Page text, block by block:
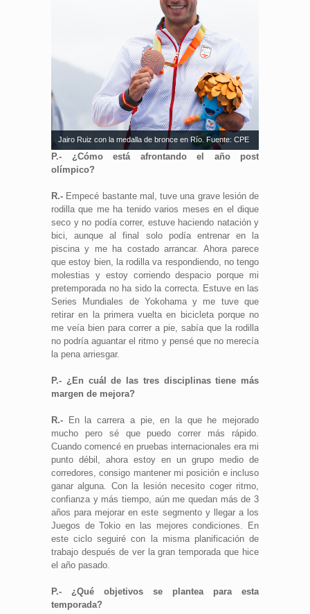
Jairo Ruiz con la medalla de bronce en Río. Fuente: CPE
P.- ¿Cómo está afrontando el año post
olímpico?
R.- Empecé bastante mal, tuve una grave lesión de
rodilla que me ha tenido varios meses en el dique
seco y no podía correr, estuve haciendo natación y
bici, aunque al final solo podía entrenar en la
piscina y me ha costado arrancar. Ahora parece
que estoy bien, la rodilla va respondiendo, no tengo
molestias y estoy corriendo despacio porque mi
pretemporada no ha sido la correcta. Estuve en las
Series Mundiales de Yokohama y me tuve que
retirar en la primera vuelta en bicicleta porque no
me veía bien para correr a pie, sabía que la rodilla
no podría aguantar el ritmo y pensé que no merecía
la pena arriesgar.
P.- ¿En cuál de las tres disciplinas tiene más
margen de mejora?
R.- En la carrera a pie, en la que he mejorado
mucho pero sé que puedo correr más rápido.
Cuando comencé en pruebas internacionales era mi
punto débil, ahora estoy en un grupo medio de
corredores, consigo mantener mi posición e incluso
ganar alguna. Con la lesión necesito coger ritmo,
confianza y más tiempo, aún me quedan más de 3
años para mejorar en este segmento y llegar a los
Juegos de Tokio en las mejores condiciones. En
este ciclo seguiré con la misma planificación de
trabajo después de ver la gran temporada que hice
el año pasado.
P.- ¿Qué objetivos se plantea para esta
temporada?